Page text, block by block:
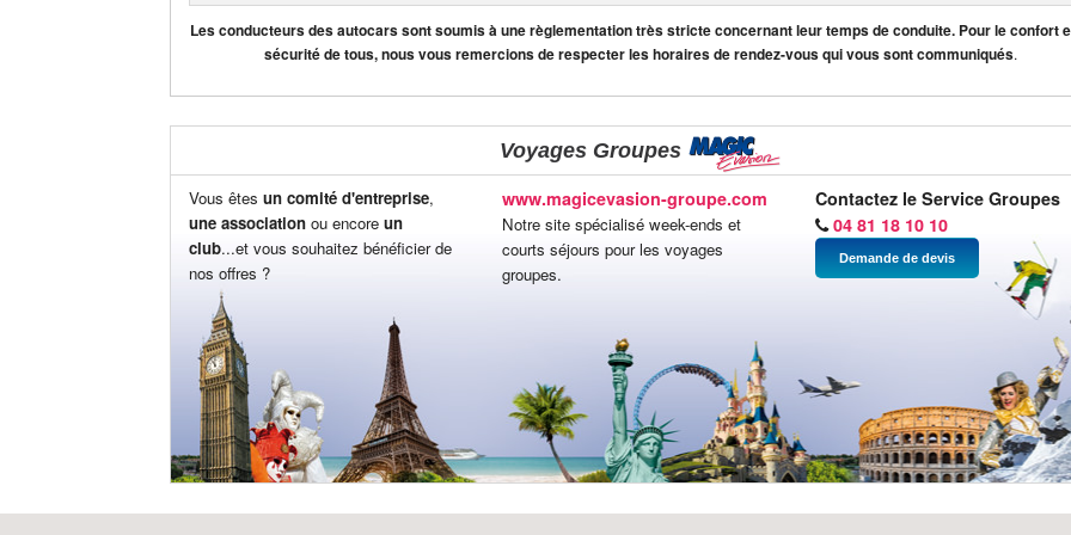
Les conducteurs des autocars sont soumis à une règlementation très stricte concernant leur temps de conduite. Pour le confort
sécurité de tous, nous vous remercions de respecter les horaires de rendez-vous qui vous sont communiqués.
Voyages Groupes
Vous êtes un comité d'entreprise,
une association ou encore un
club...et vous souhaitez bénéficier de
nos offres ?
www.magicevasion-groupe.com
Notre site spécialisé week-ends et
courts séjours pour les voyages
groupes.
Contactez le Service Groupes
04 81 18 10 10
Demande de devis